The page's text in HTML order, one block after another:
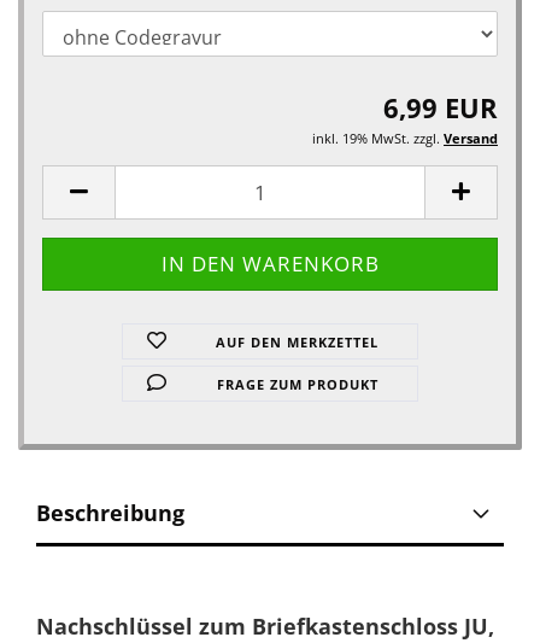
6,99 EUR
inkl. 19% MwSt. zzgl. Versand
AUF DEN MERKZETTEL
FRAGE ZUM PRODUKT
Beschreibung
Nachschlüssel zum Briefkastenschloss JU,